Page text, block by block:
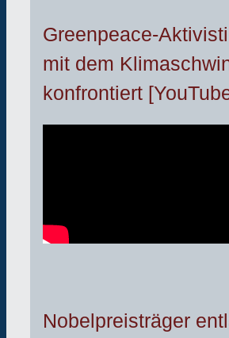
Greenpeace-
mit dem
konfrontiert
Nobelpreisträger